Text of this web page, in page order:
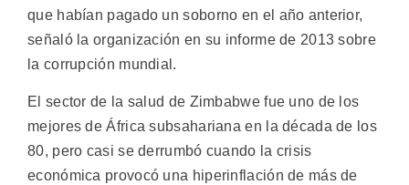
que habían pagado un soborno en el año anterior,
señaló la organización en su informe de 2013 sobre
la corrupción mundial.
El sector de la salud de Zimbabwe fue uno de los
mejores de África subsahariana en la década de los
80, pero casi se derrumbó cuando la crisis
económica provocó una hiperinflación de más de